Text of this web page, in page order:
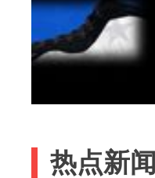
热点新闻